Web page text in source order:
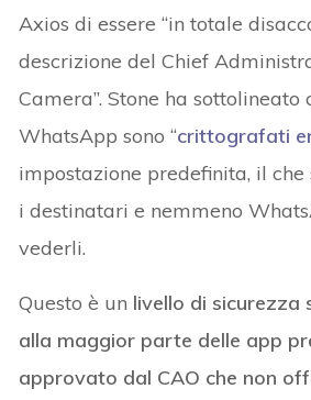
Axios di essere “in totale
descrizione del Chief
Camera”. Stone ha sottolineato
WhatsApp sono “crittografati
impostazione predefinita, il che
i destinatari e nemmeno
vederli.
Questo è un livello di sicurezza
alla maggior parte delle app
approvato dal CAO che non